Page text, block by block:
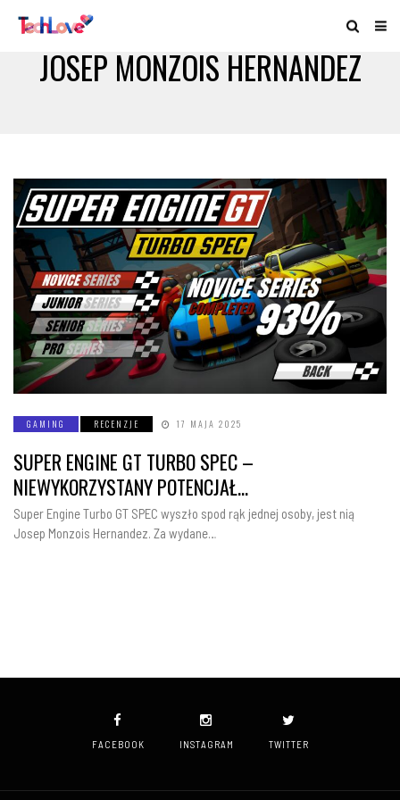
JOSEP MONZOIS HERNANDEZ
GAMING RECENZJE 17 MAJA 2025
SUPER ENGINE GT TURBO SPEC –
NIEWYKORZYSTANY POTENCJAŁ…
Super Engine Turbo GT SPEC wyszło spod rąk jednej osoby, jest nią
Josep Monzois Hernandez. Za wydane…
FACEBOOK INSTAGRAM TWITTER